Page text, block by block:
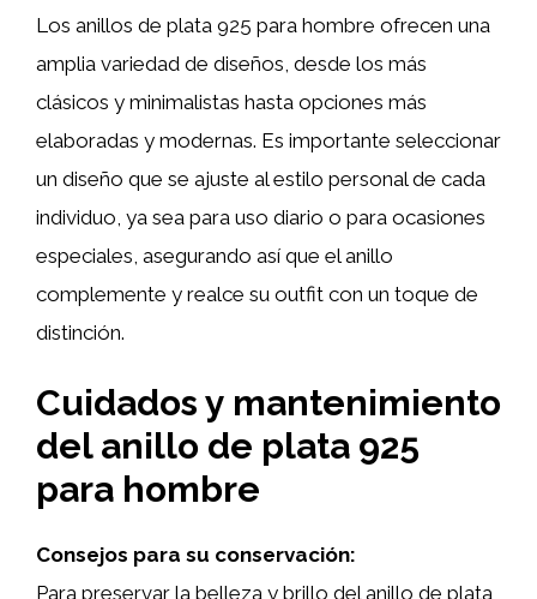
Los anillos de plata 925 para hombre ofrecen una
amplia variedad de diseños, desde los más
clásicos y minimalistas hasta opciones más
elaboradas y modernas. Es importante seleccionar
un diseño que se ajuste al estilo personal de cada
individuo, ya sea para uso diario o para ocasiones
especiales, asegurando así que el anillo
complemente y realce su outfit con un toque de
distinción.
Cuidados y mantenimiento
del anillo de plata 925
para hombre
Consejos para su conservación:
Para preservar la belleza y brillo del anillo de plata